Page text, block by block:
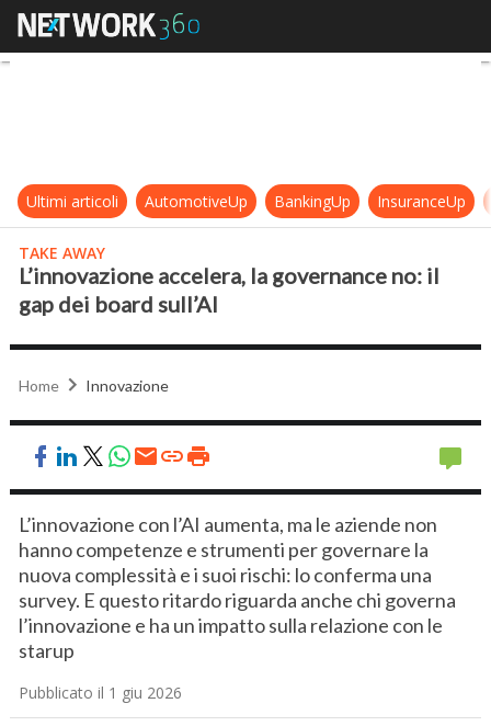
L’innovazione accelera, la
Ultimi articoli AutomotiveUp BankingUp InsuranceUp
TAKE AWAY
L’innovazione accelera, la governance no: il
gap dei board sull’AI
Home Innovazione
L’innovazione con l’AI aumenta, ma le aziende non
hanno competenze e strumenti per governare la
nuova complessità e i suoi rischi: lo conferma una
survey. E questo ritardo riguarda anche chi governa
l’innovazione e ha un impatto sulla relazione con le
starup
Pubblicato il 1 giu 2026